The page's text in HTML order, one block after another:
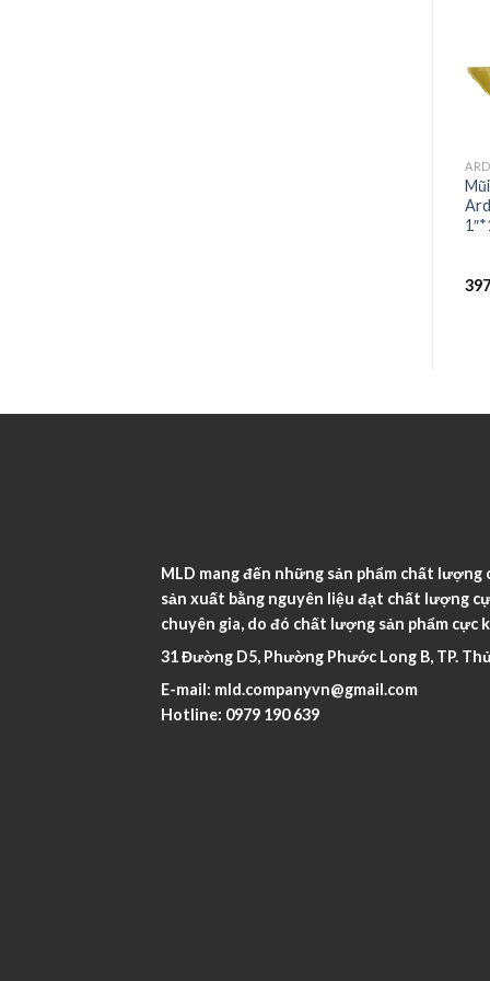
MLD mang đến những sản phẩm chất
sản xuất bằng nguyên liệu đạt chất lượng
chuyên gia, do đó chất lượng sản phẩm cực
31 Đường D5, Phường Phước Long B, TP.
E-mail: mld.companyvn@gmail.com
Hotline: 0979 190 639